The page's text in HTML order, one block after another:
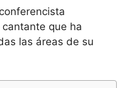
que ha
las áreas de su